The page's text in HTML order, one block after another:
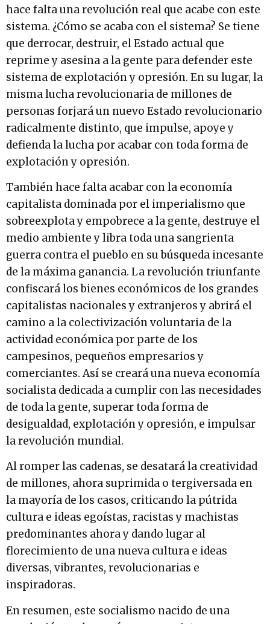
hace falta una revolución real que acabe con este
sistema. ¿Cómo se acaba con el sistema? Se tiene
que derrocar, destruir, el Estado actual que
reprime y asesina a la gente para defender este
sistema de explotación y opresión. En su lugar, la
misma lucha revolucionaria de millones de
personas forjará un nuevo Estado revolucionario
radicalmente distinto, que impulse, apoye y
defienda la lucha por acabar con toda forma de
explotación y opresión.
También hace falta acabar con la economía
capitalista dominada por el imperialismo que
sobreexplota y empobrece a la gente, destruye el
medio ambiente y libra toda una sangrienta
guerra contra el pueblo en su búsqueda incesante
de la máxima ganancia. La revolución triunfante
confiscará los bienes económicos de los grandes
capitalistas nacionales y extranjeros y abrirá el
camino a la colectivización voluntaria de la
actividad económica por parte de los
campesinos, pequeños empresarios y
comerciantes. Así se creará una nueva economía
socialista dedicada a cumplir con las necesidades
de toda la gente, superar toda forma de
desigualdad, explotación y opresión, e impulsar
la revolución mundial.
Al romper las cadenas, se desatará la creatividad
de millones, ahora suprimida o tergiversada en
la mayoría de los casos, criticando la pútrida
cultura e ideas egoístas, racistas y machistas
predominantes ahora y dando lugar al
florecimiento de una nueva cultura e ideas
diversas, vibrantes, revolucionarias e
inspiradoras.
En resumen, este socialismo nacido de una